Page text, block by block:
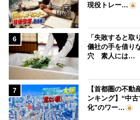
現役トレー…
6
「失敗すると取
儀社の手を借り
穴 素人には…
7
【首都圏の不動
ンキング】“中
化”のワー…